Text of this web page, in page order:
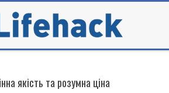
якість та розумна ціна